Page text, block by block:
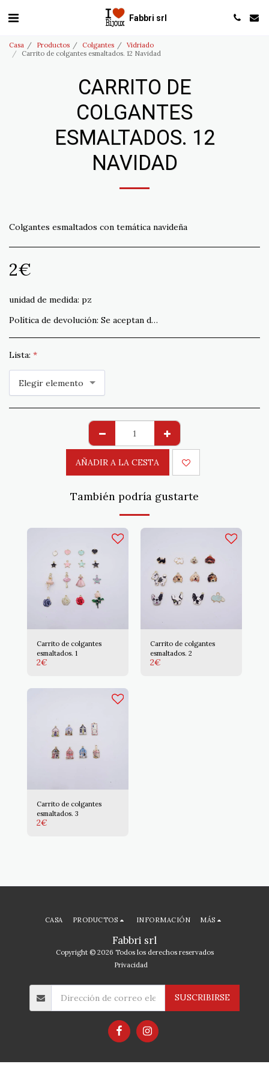
Fabbri srl
Casa Productos Colgantes
Vidriado
Carrito de colgantes esmaltados. 12 Navidad
CARRITO DE
COLGANTES
ESMALTADOS. 12
NAVIDAD
Colgantes esmaltados con temática navideña
2€
unidad de medida: pz
Política de devolución: Se aceptan devoluciones que no cumplan con el pedido en un plazo de 15 días. Envío a cargo del cliente
Lista: *
Elegir elemento
AÑADIR A LA CESTA
También podría gustarte
Carrito de colgantes
esmaltados. 1
2€
Carrito de colgantes
esmaltados. 2
2€
Carrito de colgantes
esmaltados. 3
2€
Fabbri srl
Copyright © 2026 Todos los derechos reservados
Privacidad
CASA PRODUCTOS INFORMACIÓN MÁS
SUSCRIBIRSE